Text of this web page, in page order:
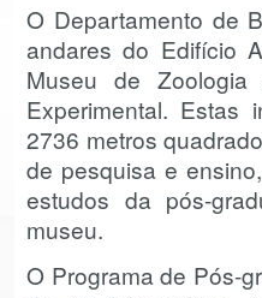
O Departamento de
andares do Edifício
Museu de
Experimental. Estas
2736 metros
de pesquisa e
estudos da pós-
museu.
O Programa de Pós-